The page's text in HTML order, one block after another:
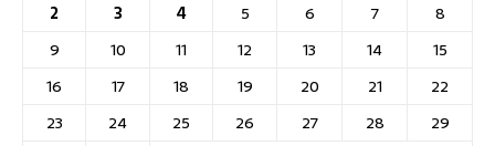
2
3 4 5 6 7
8
9
10 11 12 13 14
15
16
17 18 19 20 21
22
23
24 25 26 27 28
29